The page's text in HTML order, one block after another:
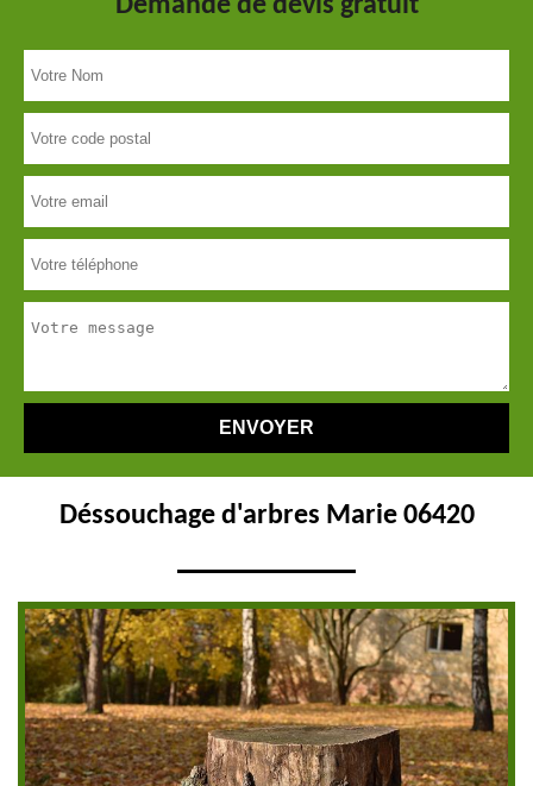
Demande de devis gratuit
Déssouchage d'arbres Marie 06420